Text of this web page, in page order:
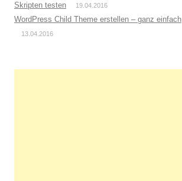
Skripten testen
19.04.2016
WordPress Child Theme erstellen – ganz einfach
13.04.2016